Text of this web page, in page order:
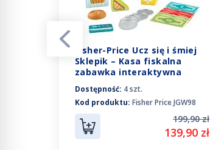
Fisher-Price Ucz się i śmiej
Sklepik – Kasa fiskalna
zabawka interaktywna
Dostępność: 4 szt.
Kod produktu: Fisher Price JGW98
199,90 zł
139,90 zł